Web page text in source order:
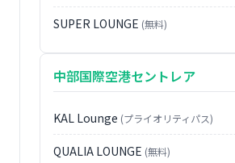
SUPER LOUNGE (無料)
中部国際空港セントレア
KAL Lounge (プライオリティパス)
QUALIA LOUNGE (無料)